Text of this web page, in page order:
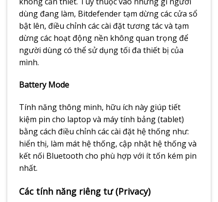
dùng đang làm, Bitdefender tạm dừng các cửa sổ
bật lên, điều chỉnh các cài đặt tương tác và tạm
dừng các hoạt động nền không quan trọng để
người dùng có thể sử dụng tối đa thiết bị của
mình.
Battery Mode
Tính năng thông minh, hữu ích này giúp tiết
kiệm pin cho laptop và máy tính bảng (tablet)
bằng cách điều chỉnh các cài đặt hệ thống như:
hiển thị, làm mát hệ thống, cập nhật hệ thống và
kết nối Bluetooth cho phù hợp với ít tốn kém pin
nhất.
Các tính năng riêng tư (Privacy)